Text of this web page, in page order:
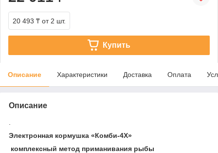
20 493 ₸ от 2 шт.
Купить
Описание Характеристики Доставка Оплата
Описание
Электронная кормушка «Комби-4Х»
комплексный метод приманивания рыбы